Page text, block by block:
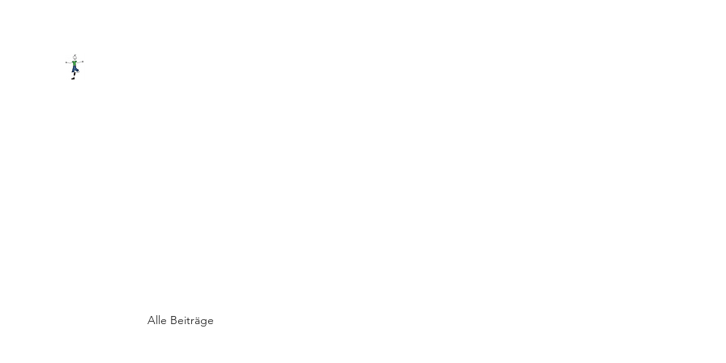
Alle Beiträge